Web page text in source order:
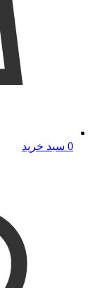
0 سبد خرید